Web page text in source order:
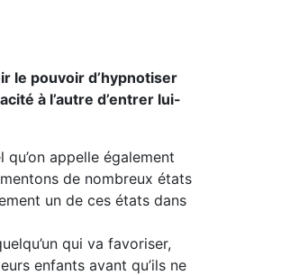
le pouvoir d’hypnotiser
à l’autre d’entrer lui-
appelle également
de nombreux états
un de ces états dans
qui va favoriser,
enfants avant qu’ils ne